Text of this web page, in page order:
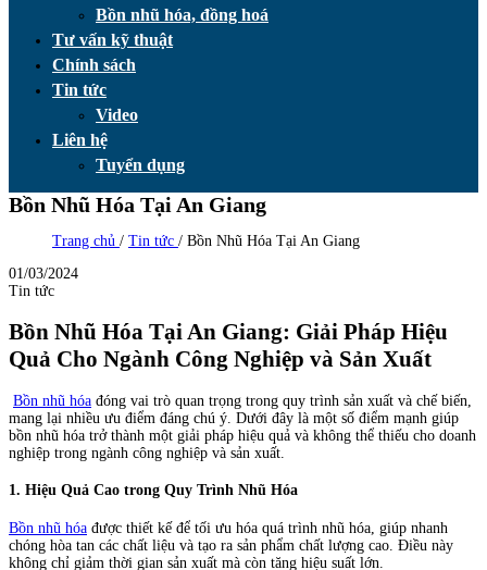
Bồn nhũ hóa, đồng hoá
Tư vấn kỹ thuật
Chính sách
Tin tức
Video
Liên hệ
Tuyển dụng
Bồn Nhũ Hóa Tại An Giang
Trang chủ / Tin tức / Bồn Nhũ Hóa Tại An Giang
01/03/2024
Tin tức
Bồn Nhũ Hóa Tại An Giang: Giải Pháp Hiệu
Quả Cho Ngành Công Nghiệp và Sản Xuất
Bồn nhũ hóa đóng vai trò quan trọng trong quy trình sản xuất và chế biến,
mang lại nhiều ưu điểm đáng chú ý. Dưới đây là một số điểm mạnh giúp
bồn nhũ hóa trở thành một giải pháp hiệu quả và không thể thiếu cho doanh
nghiệp trong ngành công nghiệp và sản xuất.
1. Hiệu Quả Cao trong Quy Trình Nhũ Hóa
Bồn nhũ hóa được thiết kế để tối ưu hóa quá trình nhũ hóa, giúp nhanh
chóng hòa tan các chất liệu và tạo ra sản phẩm chất lượng cao. Điều này
không chỉ giảm thời gian sản xuất mà còn tăng hiệu suất lớn.